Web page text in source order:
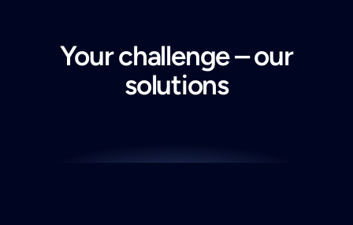
Your challenge – our
solutions